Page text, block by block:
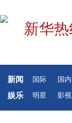
新闻 国际 国内
娱乐 明星 影视